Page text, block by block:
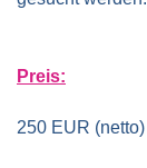
Preis:
250 EUR (netto)